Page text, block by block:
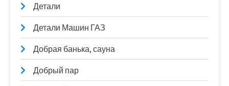
Детали
Детали Машин ГАЗ
Добрая банька, сауна
Добрый пар